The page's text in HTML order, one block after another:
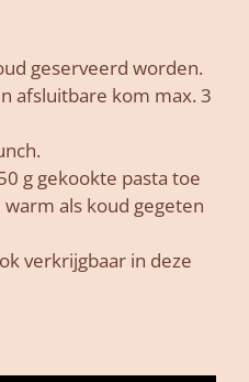
geserveerd worden.
afsluitbare kom max. 3
g gekookte pasta toe
warm als koud gegeten
verkrijgbaar in deze